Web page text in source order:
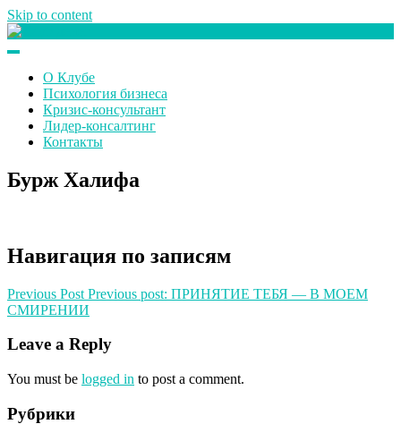
Skip to content
О Клубе
Психология бизнеса
Кризис-консультант
Лидер-консалтинг
Контакты
Бурж Халифа
Навигация по записям
Previous Post Previous post: ПРИНЯТИЕ ТЕБЯ — В МОЕМ
СМИРЕНИИ
Leave a Reply
You must be logged in to post a comment.
Рубрики